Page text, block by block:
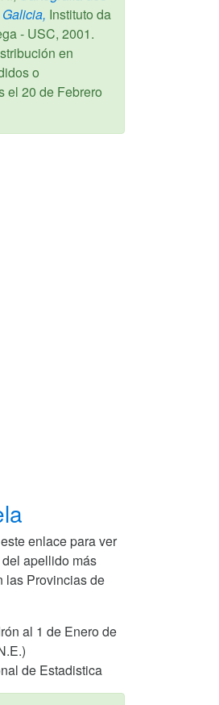
Instituto da
- USC, 2001.
en
o
el 20 de Febrero
enlace para ver
apellido más
las Provincias de
al 1 de Enero de
de Estadistica